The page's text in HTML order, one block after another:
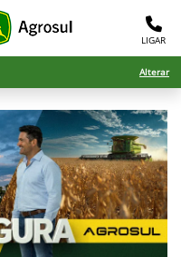
LIGAR
Alterar